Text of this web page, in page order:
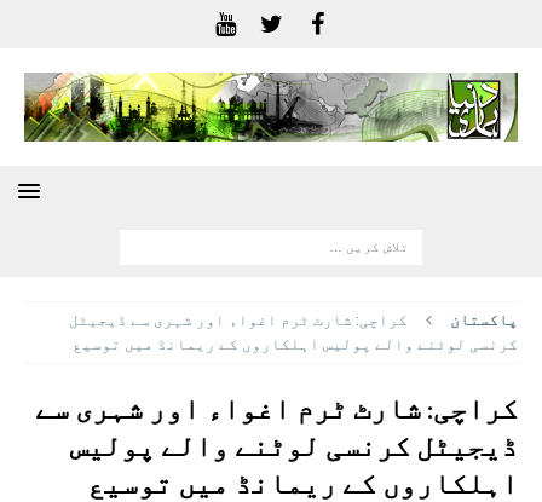
پاکستان
کراچی: شارٹ ٹرم اغواء اور شہری سے ڈیجیٹل
کرنسی لوٹنے والے پولیس اہلکاروں کے ریمانڈ میں توسیع
کراچی: شارٹ ٹرم اغواء اور شہری سے
ڈیجیٹل کرنسی لوٹنے والے پولیس
اہلکاروں کے ریمانڈ میں توسیع